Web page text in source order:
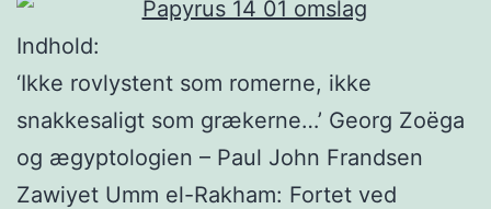
Indhold:
‘Ikke rovlystent som romerne, ikke
snakkesaligt som grækerne…’ Georg Zoëga
og ægyptologien – Paul John Frandsen
Zawiyet Umm el-Rakham: Fortet ved